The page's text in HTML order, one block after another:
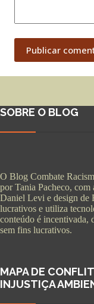
Publicar
SOBRE O BLOG
O Blog Combate
por Tania Pacheco,
Daniel Levi e design de
lucrativos e utiliza
conteúdo é incentivada,
sem fins lucrativos.
MAPA DE
INJUSTIÇA